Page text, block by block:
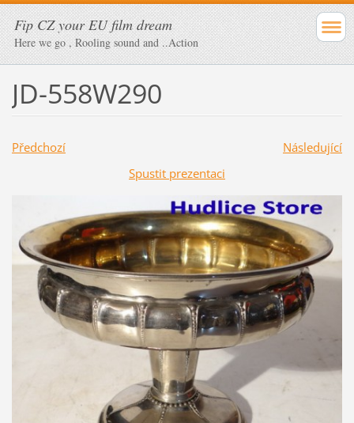
Fip CZ your EU film dream
Here we go , Rooling sound and ..Action
JD-558W290
Předchozí
Následující
Spustit prezentaci